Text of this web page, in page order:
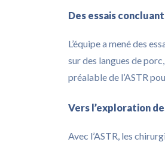
Des essais
L’équipe a mené des
sur des langues de
préalable de l’ASTR
Vers l’exploration
Avec l’ASTR, les